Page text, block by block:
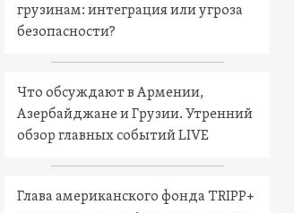
грузинам: интеграция или угроза
безопасности?
Что обсуждают в Армении,
Азербайджане и Грузии. Утренний
обзор главных событий LIVE
Глава американского фонда TRIPP+